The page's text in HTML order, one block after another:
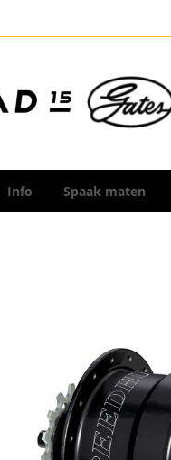
Info Spaak maten